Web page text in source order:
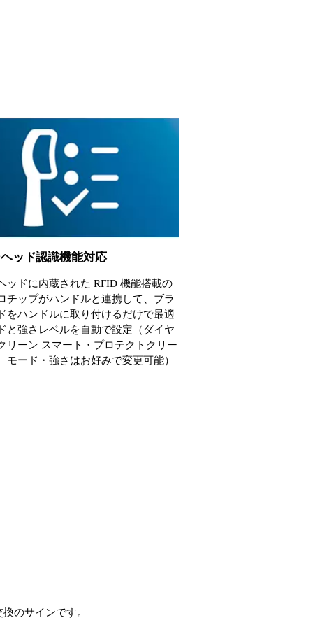
ッド認識機能対応
ッドに内蔵された RFID 機能搭載の
チップがハンドルと連携して、ブラ
をハンドルに取り付けるだけで最適
と強さレベルを自動で設定（ダイヤ
リーン スマート・プロテクトクリー
モード・強さはお好みで変更可能）
のサインです。